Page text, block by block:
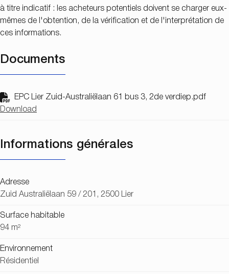
à titre indicatif : les acheteurs potentiels doivent se charger eux-
mêmes de l'obtention, de la vérification et de l'interprétation de
ces informations.
Documents
EPC Lier Zuid-Australiëlaan 61 bus 3, 2de verdiep.pdf
Download
Informations générales
Adresse
Zuid Australiëlaan 59 / 201, 2500 Lier
Surface habitable
94 m²
Environnement
Résidentiel